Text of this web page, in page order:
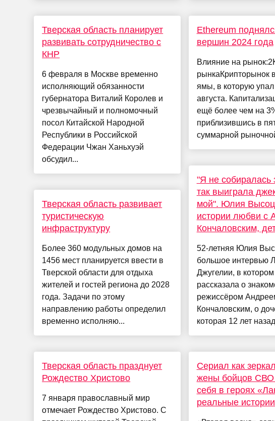
Тверская область планирует
развивать сотрудничество с
КНР
6 февраля в Москве временно
исполняющий обязанности
губернатора Виталий Королев и
чрезвычайный и полномочный
посол Китайской Народной
Республики в Российской
Федерации Чжан Ханьхуэй
обсудил...
Тверская область развивает
туристическую
инфраструктуру
Более 360 модульных домов на
1456 мест планируется ввести в
Тверской области для отдыха
жителей и гостей региона до 2028
года. Задачи по этому
направлению работы определил
временно исполняю...
Тверская область празднует
Рождество Христово
7 января православный мир
отмечает Рождество Христово. С
Ethereum
вершин 2024 года
Влияние на
рынкаКрипторынок
ямы, в которую
августа.
ещё более чем на
приблизившись в
суммарной
"Я не собиралась
так выиграла
мой". Юлия
истории любви с
Кончаловским,
52-летняя Юлия
большое интервью
Джугелии, в
рассказала о
режиссёром
Кончаловским, о
которая 12 лет
Сериал как
жены бойцов СВО
себя в героях
реальные